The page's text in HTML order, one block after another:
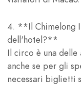
4. **Il Chimelong
dell'hotel?**
Il circo è una
anche se per gli
necessari biglietti